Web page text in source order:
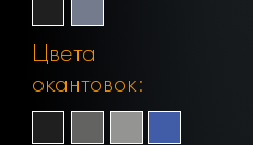
Цвета
окантовок: